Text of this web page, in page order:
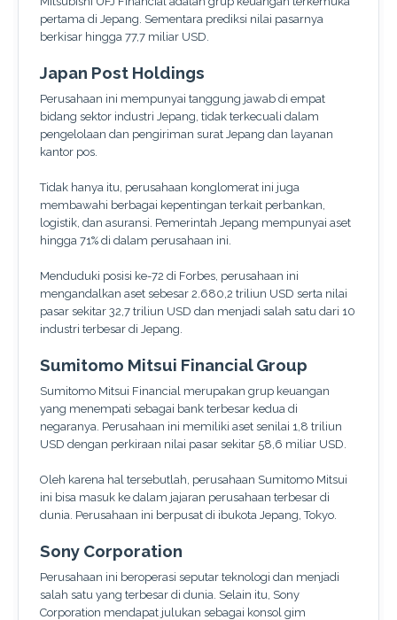
pertama di Jepang. Sementara prediksi nilai pasarnya
berkisar hingga 77,7 miliar USD.
Japan Post Holdings
Perusahaan ini mempunyai tanggung jawab di empat
bidang sektor industri Jepang, tidak terkecuali dalam
pengelolaan dan pengiriman surat Jepang dan layanan
kantor pos.
Tidak hanya itu, perusahaan konglomerat ini juga
membawahi berbagai kepentingan terkait perbankan,
logistik, dan asuransi. Pemerintah Jepang mempunyai aset
hingga 71% di dalam perusahaan ini.
Menduduki posisi ke-72 di Forbes, perusahaan ini
mengandalkan aset sebesar 2.680,2 triliun USD serta nilai
pasar sekitar 32,7 triliun USD dan menjadi salah satu dari 10
industri terbesar di Jepang.
Sumitomo Mitsui Financial Group
Sumitomo Mitsui Financial merupakan grup keuangan
yang menempati sebagai bank terbesar kedua di
negaranya. Perusahaan ini memiliki aset senilai 1,8 triliun
USD dengan perkiraan nilai pasar sekitar 58,6 miliar USD.
Oleh karena hal tersebutlah, perusahaan Sumitomo Mitsui
ini bisa masuk ke dalam jajaran perusahaan terbesar di
dunia. Perusahaan ini berpusat di ibukota Jepang, Tokyo.
Sony Corporation
Perusahaan ini beroperasi seputar teknologi dan menjadi
salah satu yang terbesar di dunia. Selain itu, Sony
Corporation mendapat julukan sebagai konsol gim